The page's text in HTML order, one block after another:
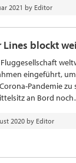
2021 by Editor
Lines blockt
eingeführt,
Pandemie
an Bord
2020 by Editor